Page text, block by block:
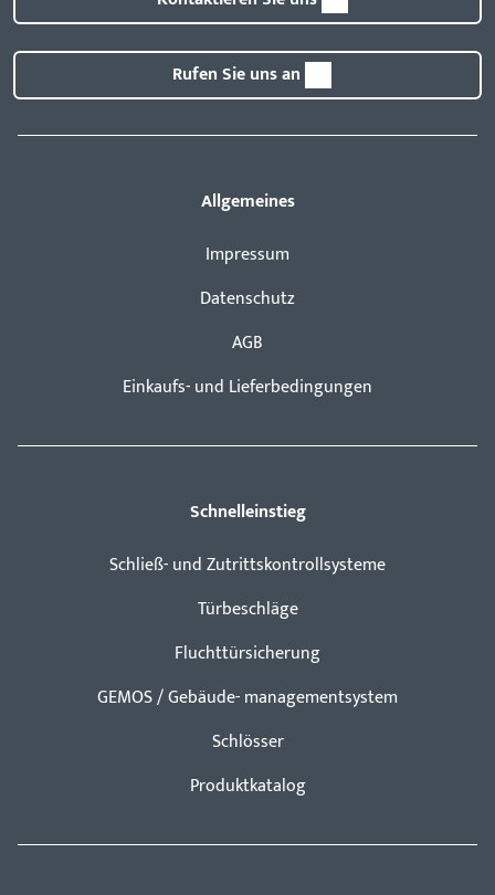
Rufen Sie uns an
Allgemeines
Impressum
Datenschutz
AGB
Einkaufs- und Lieferbedingungen
Schnelleinstieg
Schließ- und Zutrittskontrollsysteme
Türbeschläge
Fluchttürsicherung
GEMOS / Gebäude- managementsystem
Schlösser
Produktkatalog